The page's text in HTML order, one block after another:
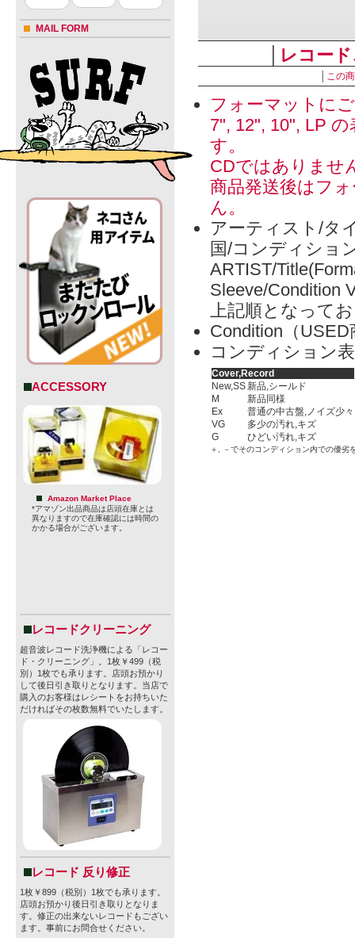
MAIL FORM
ACCESSORY
Amazon Market Place
*アマゾン出品商品は店頭在庫とは
異なりますので在庫確認には時間の
かかる場合がございます。
レコードクリーニング
超音波レコード洗浄機による「レコー
ド・クリーニング」。1枚￥499（税
別）1枚でも承ります。店頭お預かり
して後日引き取りとなります。当店で
購入のお客様はレシートをお持ちいた
だければその枚数無料でいたします。
レコード 反り修正
1枚￥899（税別）1枚でも承ります。
店頭お預かり後日引き取りとなりま
す。修正の出来ないレコードもござい
ます。事前にお問合せください。
レコー
この
フォーマットに
7", 12", 10", LP
す。
CDではありませ
商品発送後はフ
ん。
アーティスト/タ
国/コンディショ
ARTIST/
Sleeve/Condition
上記順となって
Condition（
コンディション
Cover,Record
New,SS新品,シールド
M
新品同様
Ex
普通の中古盤,ノイズ少々
VG
多少の汚れ,キズ
G
ひどい汚れ,キズ
＋, －でそのコンディション内での優劣